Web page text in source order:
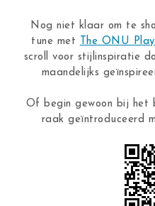
Nog niet klaar om te
tune met
The ONU
scroll voor stijlinspiratie
maandelijks
Of begin gewoon bij het
raak geïntroduceerd